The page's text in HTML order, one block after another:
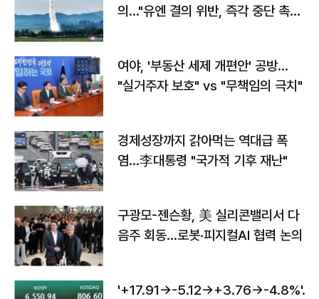
의…"유엔 결의 위반, 즉각 중단 촉
여야, '부동산 세제 개편안' 공방…
"실거주자 보호" vs "무책임의 극치"
경제성장까지 갉아먹는 역대급 폭
염…李대통령 "국가적 기후 재난"
구광모-젠슨황, 美 실리콘밸리서 다
음주 회동…로봇·피지컬AI 협력 논의
'+17.91→-5.12→+3.76→-4.8%'…'